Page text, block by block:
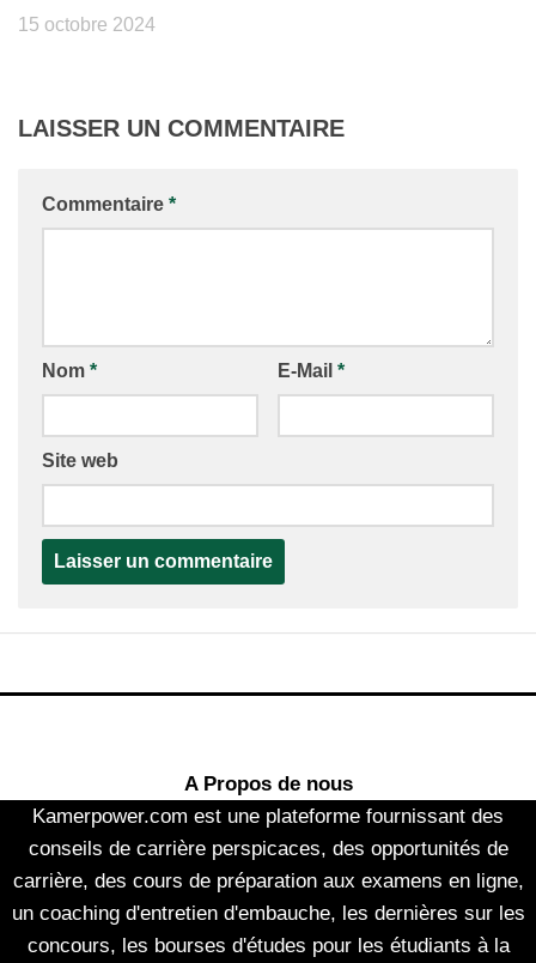
15 octobre 2024
LAISSER UN COMMENTAIRE
Commentaire *
Nom * E-Mail *
Site web
A Propos de nous
Kamerpower.com est une plateforme fournissant des
conseils de carrière perspicaces, des opportunités de
carrière, des cours de préparation aux examens en ligne,
un coaching d'entretien d'embauche, les dernières sur les
concours, les bourses d'études pour les étudiants à la